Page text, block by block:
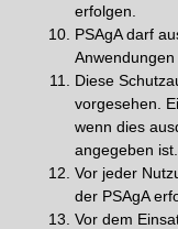
erfolgen.
PSAgA darf
Anwendungen
Diese
vorgesehen.
wenn dies
angegeben ist.
Vor jeder
der PSAgA
Vor dem